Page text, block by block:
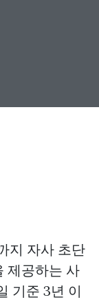
지 자사 초단
제공하는 사
기준 3년 이